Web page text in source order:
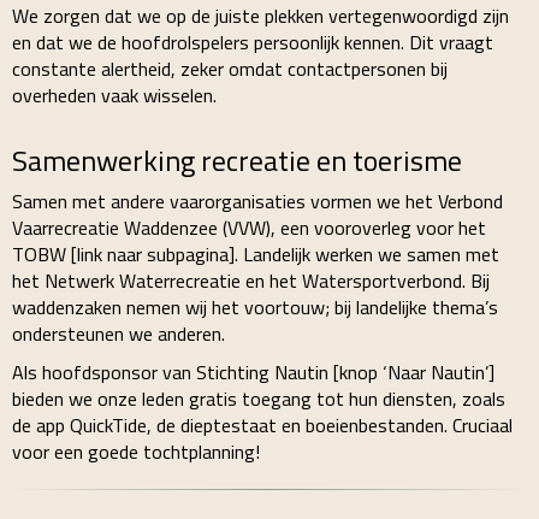
We zorgen dat we op de juiste plekken vertegenwoordigd zijn
en dat we de hoofdrolspelers persoonlijk kennen. Dit vraagt
constante alertheid, zeker omdat contactpersonen bij
overheden vaak wisselen.
Samenwerking recreatie en toerisme
Samen met andere vaarorganisaties vormen we het Verbond
Vaarrecreatie Waddenzee (VVW), een vooroverleg voor het
TOBW [link naar subpagina]. Landelijk werken we samen met
het Netwerk Waterrecreatie en het Watersportverbond. Bij
waddenzaken nemen wij het voortouw; bij landelijke thema’s
ondersteunen we anderen.
Als hoofdsponsor van Stichting Nautin [knop ‘Naar Nautin’]
bieden we onze leden gratis toegang tot hun diensten, zoals
de app QuickTide, de dieptestaat en boeienbestanden. Cruciaal
voor een goede tochtplanning!